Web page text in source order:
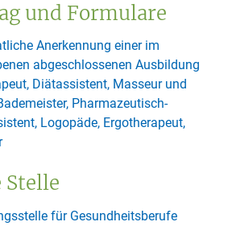
und Formulare
Anerkennung einer im
abgeschlossenen Ausbildung
Diätassistent, Masseur und
Pharmazeutisch-
Logopäde, Ergotherapeut,
Stelle
für Gesundheitsberufe